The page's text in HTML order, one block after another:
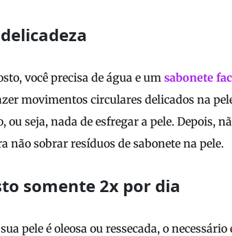
você precisa de água e um sabonete
movimentos circulares delicados na
ou seja, nada de esfregar a pele. Depois,
não sobrar resíduos de sabonete na pele.
somente 2x por dia
pele é oleosa ou ressecada, o